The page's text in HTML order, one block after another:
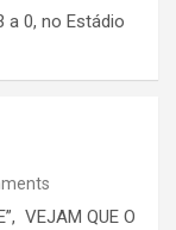
a 0, no Estádio
VEJAM QUE O